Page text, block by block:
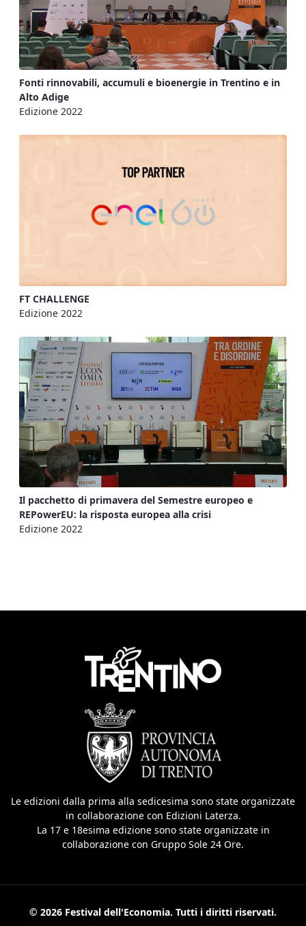
Fonti rinnovabili, accumuli e bioenergie in Trentino e in
Alto Adige
Edizione 2022
FT CHALLENGE
Edizione 2022
Il pacchetto di primavera del Semestre europeo e
REPowerEU: la risposta europea alla crisi
Edizione 2022
Le edizioni dalla prima alla sedicesima sono state organizzate
in collaborazione con Edizioni Laterza.
La 17 e 18esima edizione sono state organizzate in
collaborazione con Gruppo Sole 24 Ore.
© 2026 Festival dell'Economia. Tutti i diritti riservati.